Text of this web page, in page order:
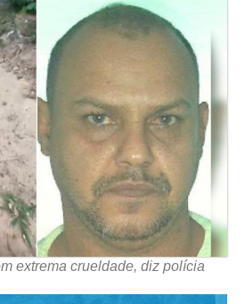
extrema crueldade, diz polícia